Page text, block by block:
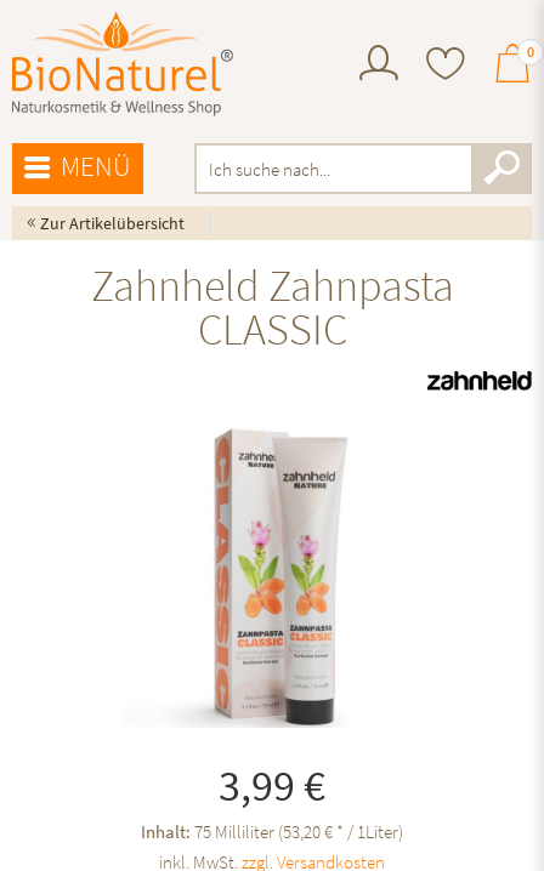
0
MENÜ
« Zur Artikelübersicht
Zahnheld Zahnpasta
CLASSIC
3,99 €
Inhalt: 75 Milliliter (53,20 € * / 1Liter)
inkl. MwSt.zzgl. Versandkosten